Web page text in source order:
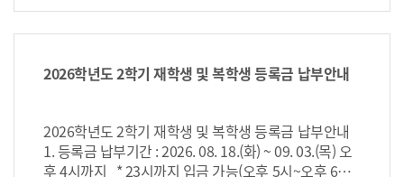
지의 수업에 대해서는 결석처리됨 (다만, 개강일 후에
군전역에 의한 복학자는 전역일까지 출석인정 처리 되
일은 복학원서 온라인 제출일 임. 단, 복학기간 중 군전
도 휴가기간을 이용하여 실질적으로 수업 참석이 가능
한 경우에는 해당서류를 첨부하여 복학 할 수 있음
1) 수업참석조건: 수업일수 11/15이상 충족되어야
학기로 변경하고자 하는경우휴학기간단축신청서를 추
가로 제출 2차 09.18(금) ~ 09.23(수) 재휴학 마감 3차 1
항 반드시 확인 군입대 휴학 입대일 2주전부터 접수 휴
주이상 진단서 1개학기 단위(총4회)*휴학신청은 2개학
기 단위로 신청되며1개학기로 변경하고자 하는경우휴
학기간단축신청서를 추가로 제출 질병(감염병) 상시 보
신청일정에 해당 (복학생, 유급(학기포기자) 등) 나. 재
학생 : 2026.08.18.(화) 13:00 ~ 2026.08.21.(월) 24:00
교과목 수강을 희망할 시 해당기간에 잔여여석에 한하
기간: 2026.08.24.(월) 10:00 ~ 2026.09.04.(월) 18:00
까지 ※정정기간 외에 수강신청 변경 불가 3. 신청
방법 - 개인 인트라넷 로그인 후[수강신청]메뉴를 이용
2026학년도 2학기 재학생 및 복학생 등록금 납부안내
2026학년도 2학기 재학생 및 복학생 등록금 납부안내
1. 등록금 납부기간 : 2026. 08. 18.(화) ~ 09. 03.(목) 오
후 4시까지 * 23시까지 입금 가능(오후 5시~오후 6시